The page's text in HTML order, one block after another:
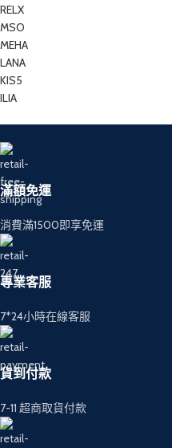
RELX
MSO
MEHA
LANA
KIS5
ILIA
滿額免運
消費滿1500即享免運
專業客服
7*24小時在線客服
貨到付款
7-11 超商取貨付款